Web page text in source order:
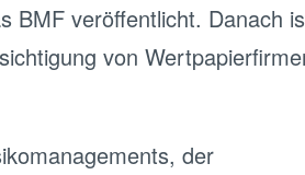
BMF veröffentlicht. Danach
von
der